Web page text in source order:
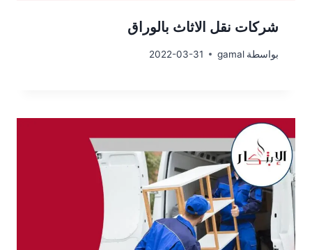
شركات نقل الاثاث بالوراق
بواسطة gamal
2022-03-31